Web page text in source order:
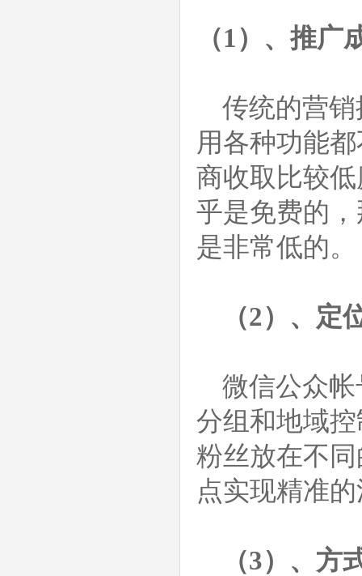
（1）、推广
传统的营销
用各种功能
商收取比较
乎是免费的
是非常低的。
（2）、定
微信公众帐
分组和地域
粉丝放在不
点实现精准
（3）、方